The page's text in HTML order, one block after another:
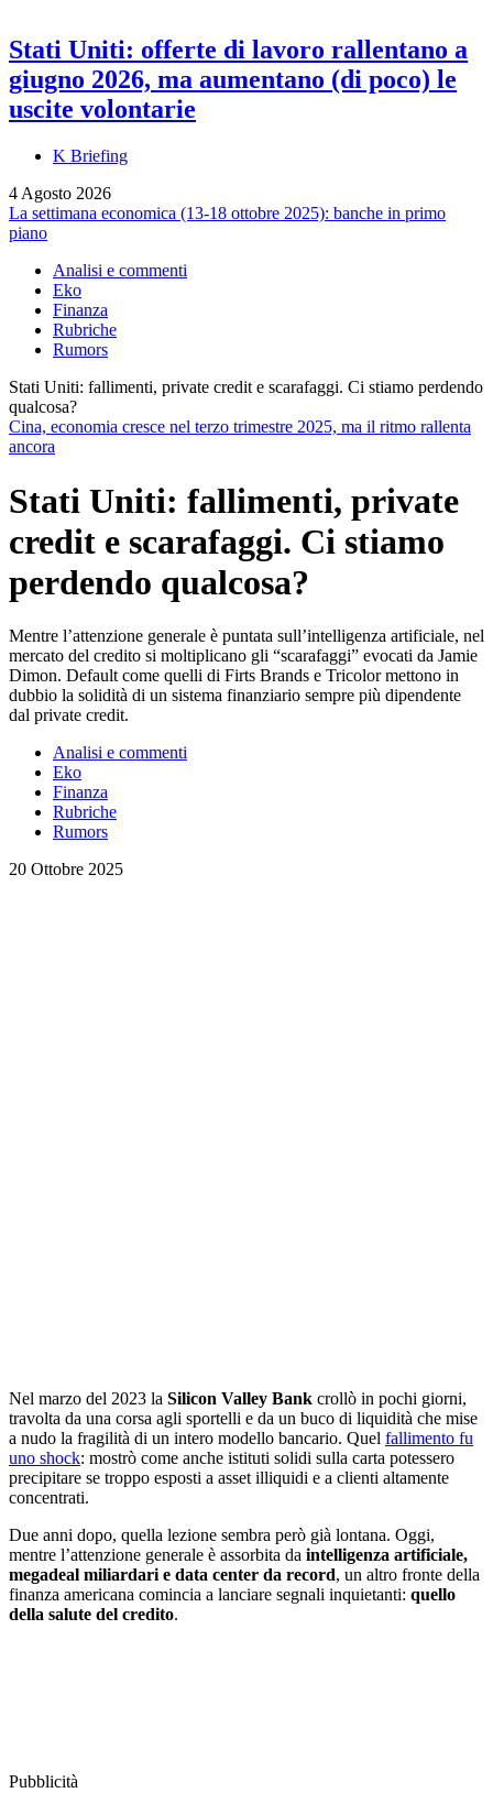
Stati Uniti: offerte di lavoro rallentano a
giugno 2026, ma aumentano (di poco) le
uscite volontarie
K Briefing
4 Agosto 2026
La settimana economica (13-18 ottobre 2025): banche in primo
piano
Analisi e commenti
Eko
Finanza
Rubriche
Rumors
Stati Uniti: fallimenti, private credit e scarafaggi. Ci stiamo perdendo
qualcosa?
Cina, economia cresce nel terzo trimestre 2025, ma il ritmo rallenta
ancora
Stati Uniti: fallimenti, private
credit e scarafaggi. Ci stiamo
perdendo qualcosa?
Mentre l’attenzione generale è puntata sull’intelligenza artificiale, nel
mercato del credito si moltiplicano gli “scarafaggi” evocati da Jamie
Dimon. Default come quelli di Firts Brands e Tricolor mettono in
dubbio la solidità di un sistema finanziario sempre più dipendente
dal private credit.
Analisi e commenti
Eko
Finanza
Rubriche
Rumors
20 Ottobre 2025
Nel marzo del 2023 la Silicon Valley Bank crollò in pochi giorni,
travolta da una corsa agli sportelli e da un buco di liquidità che mise
a nudo la fragilità di un intero modello bancario. Quel fallimento fu
uno shock: mostrò come anche istituti solidi sulla carta potessero
precipitare se troppo esposti a asset illiquidi e a clienti altamente
concentrati.
Due anni dopo, quella lezione sembra però già lontana. Oggi,
mentre l’attenzione generale è assorbita da intelligenza artificiale,
megadeal miliardari e data center da record, un altro fronte della
finanza americana comincia a lanciare segnali inquietanti: quello
della salute del credito.
Pubblicità